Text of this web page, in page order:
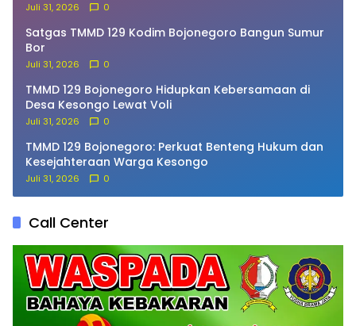
Juli 31, 2026 0
Satgas TMMD 129 Kodim Bojonegoro Bangun Sumur
Bor
Juli 31, 2026 0
TMMD 129 Bojonegoro Hidupkan Kebersamaan di
Desa Kesongo Lewat Voli
Juli 31, 2026 0
TMMD 129 Bojonegoro: Perkuat Benteng Hukum dan
Kesejahteraan Warga Kesongo
Juli 31, 2026 0
Call Center